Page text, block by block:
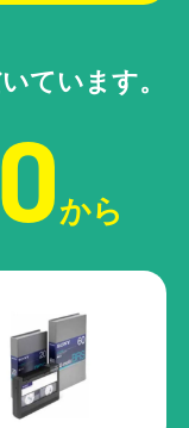
ています。
から